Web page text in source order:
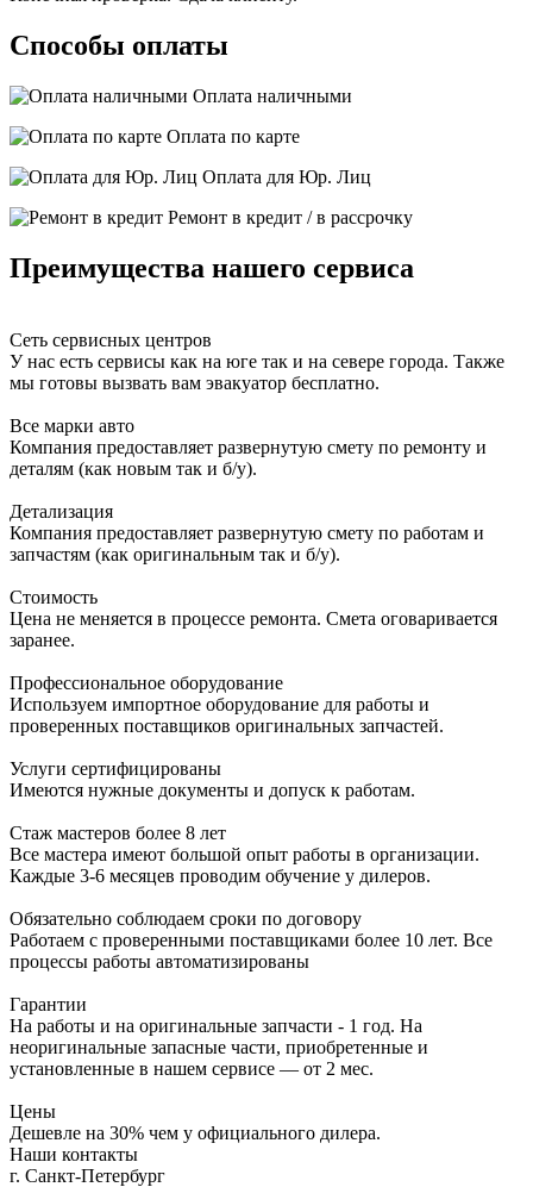
Способы оплаты
Оплата наличными
Оплата по карте
Оплата для Юр. Лиц
Ремонт в кредит / в рассрочку
Преимущества нашего сервиса
Сеть сервисных центров
У нас есть сервисы как на юге так и на севере города. Также
мы готовы вызвать вам эвакуатор бесплатно.
Все марки авто
Компания предоставляет развернутую смету по ремонту и
деталям (как новым так и б/у).
Детализация
Компания предоставляет развернутую смету по работам и
запчастям (как оригинальным так и б/у).
Стоимость
Цена не меняется в процессе ремонта. Смета оговаривается
заранее.
Профессиональное оборудование
Используем импортное оборудование для работы и
проверенных поставщиков оригинальных запчастей.
Услуги сертифицированы
Имеются нужные документы и допуск к работам.
Стаж мастеров более 8 лет
Все мастера имеют большой опыт работы в организации.
Каждые 3-6 месяцев проводим обучение у дилеров.
Обязательно соблюдаем сроки по договору
Работаем с проверенными поставщиками более 10 лет. Все
процессы работы автоматизированы
Гарантии
На работы и на оригинальные запчасти - 1 год. На
неоригинальные запасные части, приобретенные и
установленные в нашем сервисе — от 2 мес.
Цены
Дешевле на 30% чем у официального дилера.
Наши контакты
г. Санкт-Петербург